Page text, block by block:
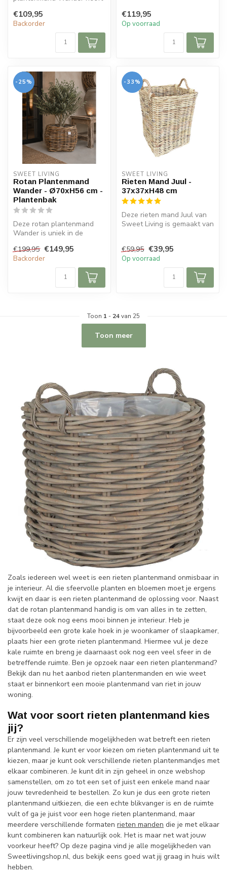
plantenma...
€109,95
Backorder
€119,95
Op voorraad
-25%
SWEET LIVING
Rotan Plantenmand
Wander - Ø70xH56 cm -
Plantenbak
Deze rotan plantenmand
Wander is uniek in de
plantenm...
€199,95 €149,95
Backorder
-33%
SWEET LIVING
Rieten Mand Juul -
37x37xH48 cm
Deze rieten mand Juul van
Sweet Living is gemaakt van
€59,95 €39,95
Op voorraad
Toon 1 - 24van 25
Toon meer
Zoals iedereen wel weet is een rieten plantenmand onmisbaar in
je interieur. Al die sfeervolle planten en bloemen moet je ergens
kwijt en daar is een rieten plantenmand de oplossing voor. Naast
dat de rotan plantenmand handig is om van alles in te zetten,
staat deze ook nog eens mooi binnen je interieur. Heb je
bijvoorbeeld een grote kale hoek in je woonkamer of slaapkamer,
plaats hier een grote rieten plantenmand. Hiermee vul je deze
kale ruimte en breng je daarnaast ook nog een veel sfeer in de
betreffende ruimte. Ben je opzoek naar een rieten plantenmand?
Bekijk dan nu het aanbod rieten plantenmanden en wie weet
staat er binnenkort een mooie plantenmand van riet in jouw
woning.
Wat voor soort rieten plantenmand kies
jij?
Er zijn veel verschillende mogelijkheden wat betreft een rieten
plantenmand. Je kunt er voor kiezen om rieten plantenmand uit te
kiezen, maar je kunt ook verschillende rieten plantenmandjes met
elkaar combineren. Je kunt dit in zijn geheel in onze webshop
samenstellen, om zo tot een set of juist een enkele mand naar
jouw tevredenheid te bestellen. Zo kun je dus een grote rieten
plantenmand uitkiezen, die een echte blikvanger is en de ruimte
vult of ga je juist voor een hoge rieten plantenmand, maar
meerdere verschillende formaten rieten manden die je met elkaar
kunt combineren kan natuurlijk ook. Het is maar net wat jouw
voorkeur heeft? Op deze pagina vind je alle mogelijkheden van
Sweetlivingshop.nl, dus bekijk eens goed wat jij graag in huis wilt
hebben.